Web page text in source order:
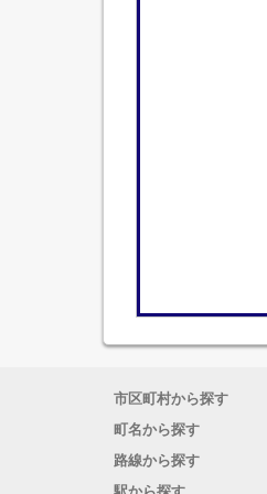
市区町村から探す
町名から探す
路線から探す